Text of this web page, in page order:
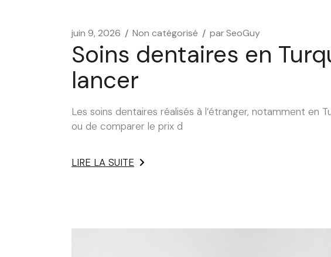
juin 9, 2026 Non catégorisé parSeoGuy
Soins dentaires en
lancer
Les soins dentaires réalisés à l’étranger, notamment
ou de comparer le prix d
LIRE LA SUITE